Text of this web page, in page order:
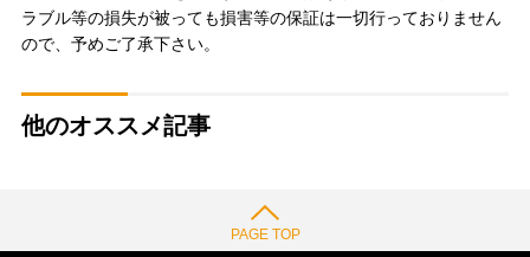
ラブル等の損失が被っても損害等の保証は一切行っておりません
ので、予めご了承下さい。
他のオススメ記事
PAGE TOP